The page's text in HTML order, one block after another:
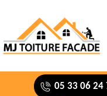
05 33 06 24